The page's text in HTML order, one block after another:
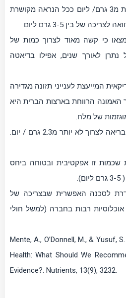
יחד עם זאת, צריכה של פחות מ3 גרם/ ליום ככל הנראה מקושרת
של בין 3-5 גרם ליום.
כי קשה מאוד לצרוך כמות של
של נתרן לאורך שנים, אפילו בדיאטה
המייעצת לענייני תזונה מגדירה
האמונה הרווחת בארצות הברית היא
של מלח.
הוועדה ממליצה לאוכלוסיה בריאה לצרוך לא יותר מ2.3 גרם / יום.
שכמות זו אפקטיבית ובטוחה ביחס
לסכנה האפשרית שבצריכה של
עבור אוכלוסיות רבות בחברה (למשל חולי
Mente, A., O’Donnell, M., & Yusuf,
Health: What Should We
Evidence?. Nutrients, 13(9), 3232.